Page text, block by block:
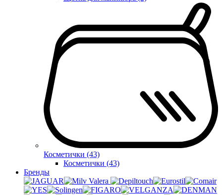
Косметички (43)
Косметички (43)
Бренды
Valera